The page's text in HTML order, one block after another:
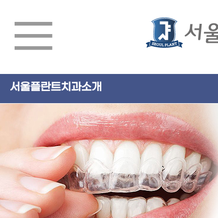
서울플란트치과소개
서울플란트치과소개
임플란트
치아교정
심미치료/일반진료